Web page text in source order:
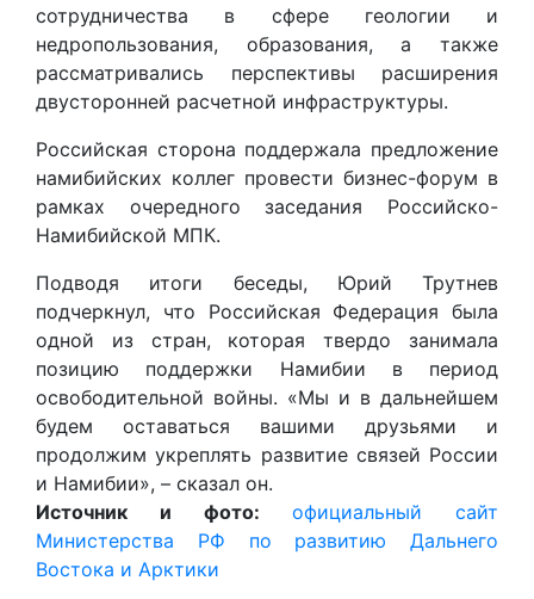
сотрудничества в сфере геологии и
недропользования, образования, а также
рассматривались перспективы расширения
двусторонней расчетной инфраструктуры.
Российская сторона поддержала предложение
намибийских коллег провести бизнес-форум в
рамках очередного заседания Российско-
Намибийской МПК.
Подводя итоги беседы, Юрий Трутнев
подчеркнул, что Российская Федерация была
одной из стран, которая твердо занимала
позицию поддержки Намибии в период
освободительной войны. «Мы и в дальнейшем
будем оставаться вашими друзьями и
продолжим укреплять развитие связей России
и Намибии», – сказал он.
Источник и фото:
официальный сайт
Министерства РФ по развитию Дальнего
Востока и Арктики